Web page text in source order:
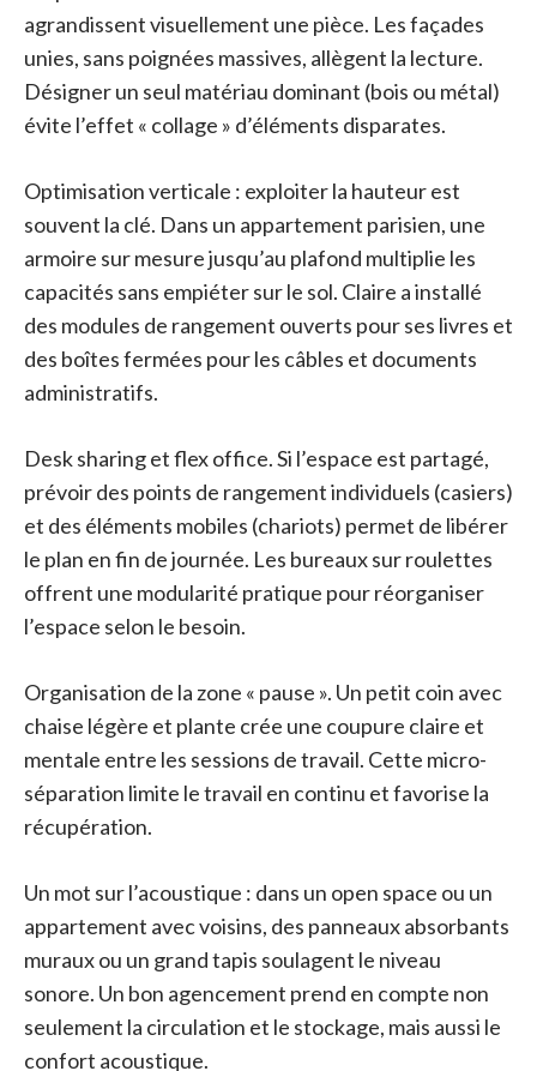
agrandissent visuellement une pièce. Les façades
unies, sans poignées massives, allègent la lecture.
Désigner un seul matériau dominant (bois ou métal)
évite l’effet « collage » d’éléments disparates.
Optimisation verticale : exploiter la hauteur est
souvent la clé. Dans un appartement parisien, une
armoire sur mesure jusqu’au plafond multiplie les
capacités sans empiéter sur le sol. Claire a installé
des modules de rangement ouverts pour ses livres et
des boîtes fermées pour les câbles et documents
administratifs.
Desk sharing et flex office. Si l’espace est partagé,
prévoir des points de rangement individuels (casiers)
et des éléments mobiles (chariots) permet de libérer
le plan en fin de journée. Les bureaux sur roulettes
offrent une modularité pratique pour réorganiser
l’espace selon le besoin.
Organisation de la zone « pause ». Un petit coin avec
chaise légère et plante crée une coupure claire et
mentale entre les sessions de travail. Cette micro-
séparation limite le travail en continu et favorise la
récupération.
Un mot sur l’acoustique : dans un open space ou un
appartement avec voisins, des panneaux absorbants
muraux ou un grand tapis soulagent le niveau
sonore. Un bon agencement prend en compte non
seulement la circulation et le stockage, mais aussi le
confort acoustique.